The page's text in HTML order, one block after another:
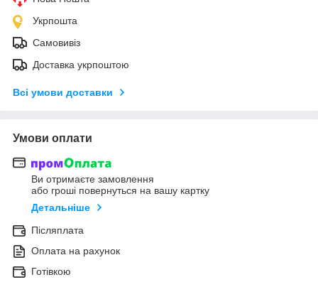
Укрпошта
Самовивіз
Доставка укрпоштою
Всі умови доставки
Умови оплати
Ви отримаєте замовлення
або гроші повернуться на вашу картку
Детальніше
Післяплата
Оплата на рахунок
Готівкою